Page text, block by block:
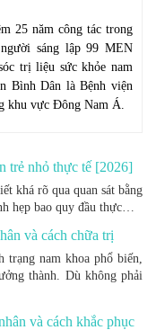
25 năm công tác trong
sáng lập 99 MEN
trị liệu sức khỏe nam
Bình Dân là Bệnh viện
khu vực Đông Nam Á.
trẻ nhỏ thực tế [2026]
khá rõ qua quan sát bằng
hẹp bao quy đầu thực…
và cách chữa trị
trạng nam khoa phổ biến,
thành. Dù không phải
và cách khắc phục